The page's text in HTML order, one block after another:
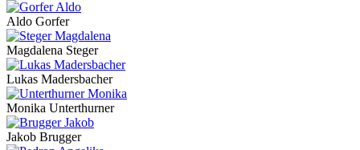
Aldo Gorfer
Magdalena Steger
Lukas Madersbacher
Monika Unterthurner
Jakob Brugger